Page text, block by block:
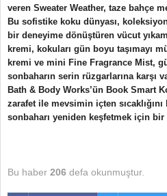
veren Sweater Weather, taze bahçe
Bu sofistike koku dünyası,
bir deneyime dönüştüren vücut
kremi, kokuları gün boyu taşımayı
kremi ve mini Fine Fragrance Mist,
sonbaharın serin rüzgarlarına karşı
Bath & Body Works’ün Book Smart
zarafet ile mevsimin içten
sonbaharı yeniden keşfetmek için bir
Bu haber 206 defa okunmuştur.